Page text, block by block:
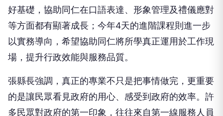
好基礎，協助同仁在口語表達、形象管理及禮儀應對
等方面都有顯著成長；今年4天的進階課程則進一步
以實務導向，希望協助同仁將所學真正運用於工作現
場，提升行政效能與服務品質。
張縣長強調，真正的專業不只是把事情做完，更重要
的是讓民眾看見政府的用心、感受到政府的效率。許
多民眾對政府的第一印象，往往來自第一線服務人員